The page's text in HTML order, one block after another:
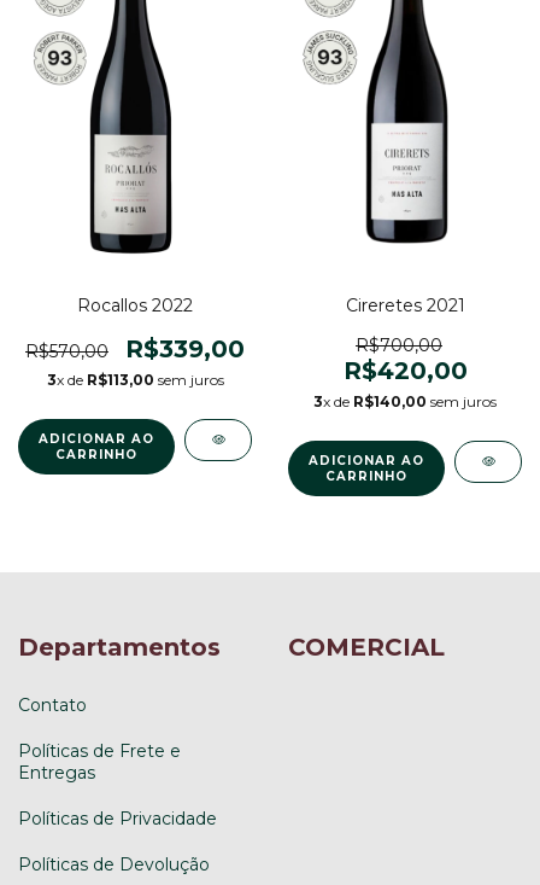
Rocallos 2022
R$570,00 R$339,00
3x de R$113,00 sem juros
Cireretes 2021
R$700,00
R$420,00
3x de R$140,00 sem juros
Departamentos
Contato
Políticas de Frete e
Entregas
Políticas de Privacidade
Políticas de Devolução
COMERCIAL